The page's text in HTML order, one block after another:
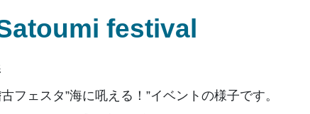
festival
フェスタ”海に吼える！”イベントの様子です。